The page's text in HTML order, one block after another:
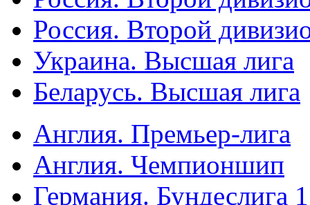
Россия. Второй
Украина. Высшая лига
Беларусь. Высшая лига
Англия. Премьер-лига
Англия. Чемпионшип
Германия. Бундеслига 1